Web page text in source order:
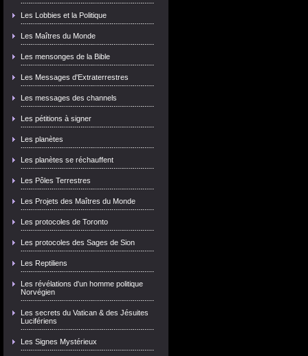
Les Lobbies et la Politique
Les Maîtres du Monde
Les mensonges de la Bible
Les Messages d'Extraterrestres
Les messages des channels
Les pétitions à signer
Les planètes
Les planètes se réchauffent
Les Pôles Terrestres
Les Projets des Maîtres du Monde
Les protocoles de Toronto
Les protocoles des Sages de Sion
Les Reptiliens
Les révélations d'un homme politique
Norvégien
Les secrets du Vatican & des Jésuites
Lucifériens
Les Signes Mystérieux